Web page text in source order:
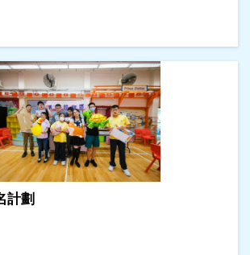
計劃